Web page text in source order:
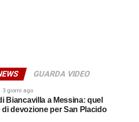
GUARDA VIDEO
3 giorni ago
Biancavilla a Messina: quel
di devozione per San Placido